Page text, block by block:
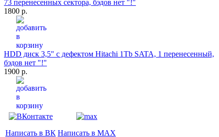
73 перенесенных сектора, бэдов нет "!"
1800 р.
HDD диск 3,5" с дефектом Hitachi 1Tb SATA, 1 перенесенный,
бэдов нет "!"
1900 р.
Написать в ВК Написать в MAX